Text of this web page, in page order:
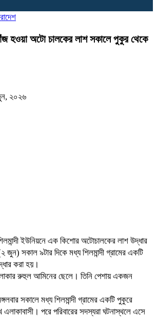
হওয়া অটো চালকের লাশ সকালে পুকুর থেকে
২০২৬
ইউনিয়নে এক কিশোর অটোচালকের লাশ উদ্ধার
জুন) সকাল ৯টার দিকে মধ্য শিলমান্দী গ্রামের একটি
করা হয়।
রুহুল আমিনের ছেলে। তিনি পেশায় একজন
সকালে মধ্য শিলমান্দী গ্রামের একটি পুকুরে
এলাকাবাসী। পরে পরিবারের সদস্যরা ঘটনাস্থলে এসে